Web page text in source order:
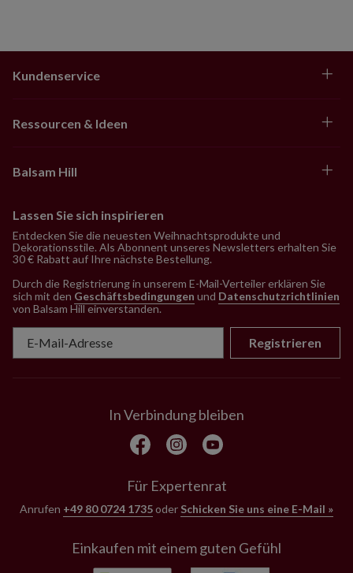
Kundenservice
Ressourcen & Ideen
Balsam Hill
Lassen Sie sich inspirieren
Entdecken Sie die neuesten Weihnachtsprodukte und
Dekorationsstile. Als Abonnent unseres Newsletters erhalten Sie
30 € Rabatt auf Ihre nächste Bestellung.
Durch die Registrierung in unserem E-Mail-Verteiler erklären Sie
sich mit den Geschäftsbedingungen und Datenschutzrichtlinien
von Balsam Hill einverstanden.
Registrieren
In Verbindung bleiben
Für Expertenrat
Anrufen +49 80 0724 1735oder Schicken Sie uns eine E-Mail »
Einkaufen mit einem guten Gefühl